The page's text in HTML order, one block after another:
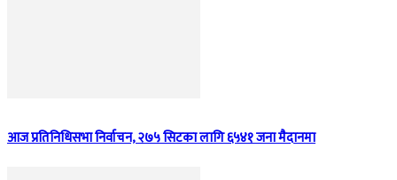
आज प्रतिनिधिसभा निर्वाचन, २७५ सिटका लागि ६५४१ जना मैदानमा